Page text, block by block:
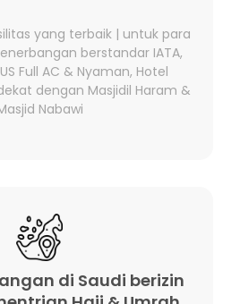
yang terbaik | untuk para
berstandar IATA,
Full AC & Nyaman, Hotel
dengan Masjidil Haram &
Nabawi
di Saudi berizin